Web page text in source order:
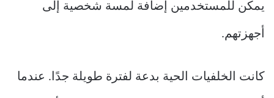
يمكن للمستخدمين إضافة لمسة شخصية إلى
أجهزتهم.
كانت الخلفيات الحية بدعة لفترة طويلة جدًا. عندما